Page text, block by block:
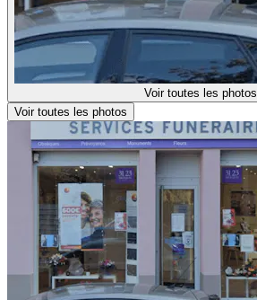
Voir toutes les photos
Voir toutes les photos